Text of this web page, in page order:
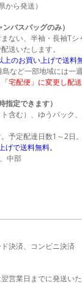
から発送）
バスバッグのみ）
ない、半袖・長袖T
送いたします。
のお買い上げで送料無
など一部地域には一
宅配便」に変更し配
指定できます）
含む）、ゆうパック
予定配達日数1～2日。
で送料無料。
中部
決済、コンビニ決済
営業日までに発送いた